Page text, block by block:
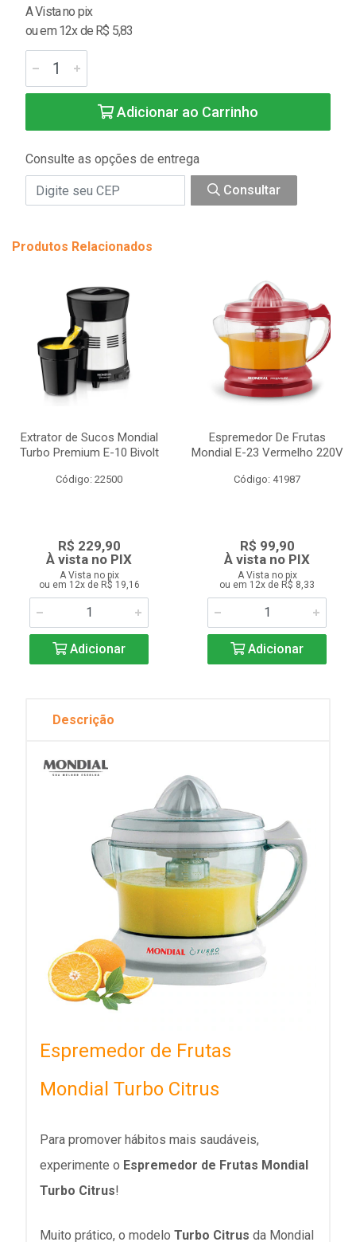
A Vista no pix
ou em 12x de R$ 5,83
Adicionar ao Carrinho
Consulte as opções de entrega
Consultar
Produtos Relacionados
Extrator de Sucos Mondial
Turbo Premium E-10 Bivolt
Código: 22500
R$ 229,90
À vista no PIX
A Vista no pix
ou em 12x de R$ 19,16
Adicionar
Espremedor De Frutas
Mondial E-23 Vermelho 220V
Código: 41987
R$ 99,90
À vista no PIX
A Vista no pix
ou em 12x de R$ 8,33
Adicionar
Descrição
Espremedor de Frutas
Mondial Turbo Citrus
Para promover hábitos mais saudáveis,
experimente o Espremedor de Frutas Mondial
Turbo Citrus!
Muito prático, o modelo Turbo Citrus da Mondial